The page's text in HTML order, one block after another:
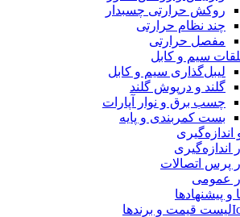
روکش حرارتی چسبدار
چند نظام حرارتی
مفصل حرارتی
سیم و کابل
لیبل‌گذاری سیم و کابل
گلند و درپوش گلند
چسب برق و نوار آپارات
بست کمربندی و پایه
اندازه‌گیری
اندازه‌گیری
پرس اتصالات
عمومی
پیشنهادها
لیست قیمت و برندها